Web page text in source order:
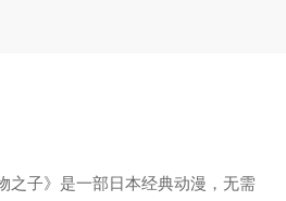
之子》是一部日本经典动漫，无需